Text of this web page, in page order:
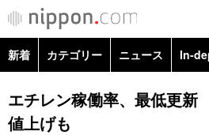
新着 カテゴリー ニュース In-
政治・外交
エチレン稼働率、最低更
値上げも